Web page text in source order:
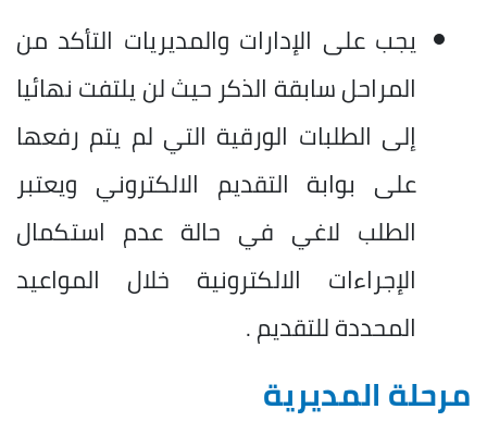
يجب على الإدارات والمديريات التأكد من
المراحل سابقة الذكر حيث لن يلتفت نهائيا
إلى الطلبات الورقية التي لم يتم رفعها
على بوابة التقديم الالكتروني ويعتبر
الطلب لاغي في حالة عدم استكمال
الإجراءات الالكترونية خلال المواعيد
المحددة للتقديم .
مرحلة المديرية